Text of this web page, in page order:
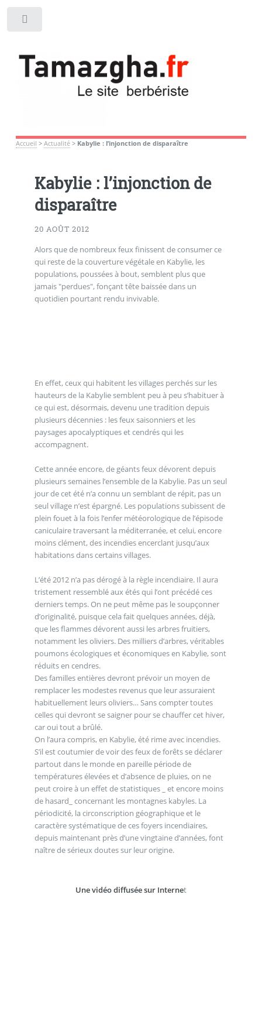
Accueil > Actualité> Kabylie : l’injonction de disparaître
Kabylie : l’injonction de
disparaître
20 AOÛT 2012
Alors que de nombreux feux finissent de consumer ce
qui reste de la couverture végétale en Kabylie, les
populations, poussées à bout, semblent plus que
jamais "perdues", fonçant tête baissée dans un
quotidien pourtant rendu invivable.
En effet, ceux qui habitent les villages perchés sur les
hauteurs de la Kabylie semblent peu à peu s’habituer à
ce qui est, désormais, devenu une tradition depuis
plusieurs décennies : les feux saisonniers et les
paysages apocalyptiques et cendrés qui les
accompagnent.
Cette année encore, de géants feux dévorent depuis
plusieurs semaines l’ensemble de la Kabylie. Pas un seul
jour de cet été n’a connu un semblant de répit, pas un
seul village n’est épargné. Les populations subissent de
plein fouet à la fois l’enfer météorologique de l’épisode
caniculaire traversant la méditerranée, et celui, encore
moins clément, des incendies encerclant jusqu’aux
habitations dans certains villages.
L’été 2012 n’a pas dérogé à la règle incendiaire. Il aura
tristement ressemblé aux étés qui l’ont précédé ces
derniers temps. On ne peut même pas le soupçonner
d’originalité, puisque cela fait quelques années, déjà,
que les flammes dévorent aussi les arbres fruitiers,
notamment les oliviers. Des milliers d’arbres, véritables
poumons écologiques et économiques en Kabylie, sont
réduits en cendres.
Des familles entières devront prévoir un moyen de
remplacer les modestes revenus que leur assuraient
habituellement leurs oliviers… Sans compter toutes
celles qui devront se saigner pour se chauffer cet hiver,
car oui tout a brûlé.
On l’aura compris, en Kabylie, été rime avec incendies.
S’il est coutumier de voir des feux de forêts se déclarer
partout dans le monde en pareille période de
températures élevées et d’absence de pluies, on ne
peut croire à un effet de statistiques _ et encore moins
de hasard_ concernant les montagnes kabyles. La
périodicité, la circonscription géographique et le
caractère systématique de ces foyers incendiaires,
depuis maintenant près d’une vingtaine d’années, font
naître de sérieux doutes sur leur origine.
Une vidéo diffusée sur Internet